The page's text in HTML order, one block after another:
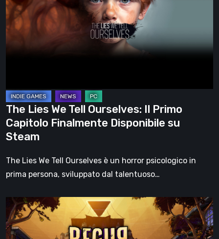
We
Tell
Ourselves:
Il
Finalmente
Disponibile
su
Steam
The Lies We Tell Ourselves: Il Primo
Capitolo Finalmente Disponibile su
Steam
The Lies We Tell Ourselves è un horror psicologico in
prima persona, sviluppato dal talentuoso…
RECUR
è
il